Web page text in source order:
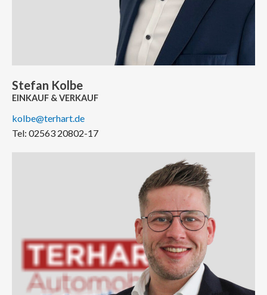
Stefan Kolbe
EINKAUF & VERKAUF
kolbe@terhart.de
Tel: 02563 20802-17